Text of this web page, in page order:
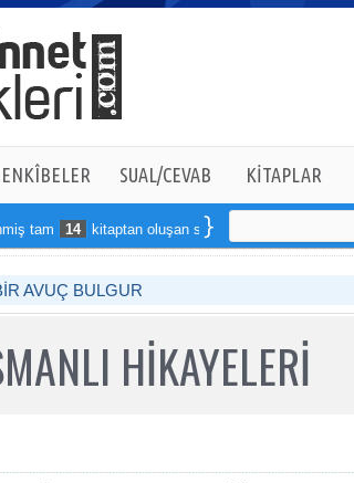
SUAL/CEVAB KİTAPLAR
tam 14 kitaptan oluşan seti online sipariş verebilirsiniz
AVUÇ BULGUR
HİKAYELERİ